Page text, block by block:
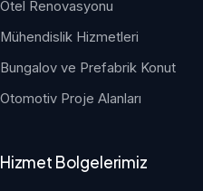
Otel Renovasyonu
Mühendislik Hizmetleri
Bungalov ve Prefabrik Konut
Otomotiv Proje Alanları
Hizmet Bolgelerimiz